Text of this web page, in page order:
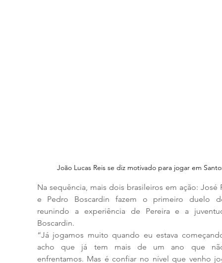
João Lucas Reis se diz motivado para jogar em
Na sequência, mais dois brasileiros em ação: José
e Pedro Boscardin fazem o primeiro duelo
reunindo a experiência de Pereira e a
Boscardin.
“Já jogamos muito quando eu estava
acho que já tem mais de um ano que
enfrentamos. Mas é confiar no nível que venho